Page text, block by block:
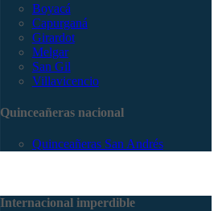
Boyacá
Capurganá
Girardot
Melgar
San Gil
Villavicencio
Quinceañeras nacional
Quinceañeras San Andrés
Internacional imperdible